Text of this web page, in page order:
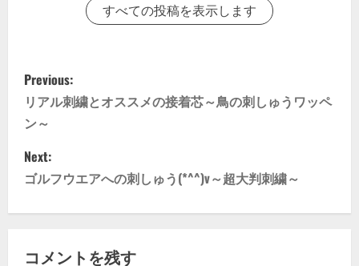
すべての投稿を表示します
P
o
s
t
n
Previous:
リアル刺繍とオススメの接着芯～鳥の刺しゅうワッペ
ン～
Next:
ゴルフウエアへの刺しゅう(*^^)v～超大判刺繍～
コメントを残す